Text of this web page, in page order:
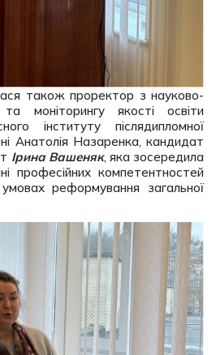
також проректор з науково-
моніторингу якості освіти
інституту післядипломної
Анатолія Назаренка, кандидат
Ірина Вашеняк, яка зосередила
професійних компетентностей
реформування загальної